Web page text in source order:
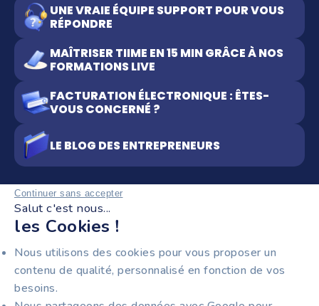
Continuer sans accepter
Salut c'est nous...
les Cookies !
Nous utilisons des cookies pour vous proposer un
contenu de qualité, personnalisé en fonction de vos
besoins.
UNE VRAIE ÉQUIPE SUPPORT POUR VOUS
RÉPONDRE
MAÎTRISER TIIME EN 15 MIN GRÂCE À NOS
FORMATIONS LIVE
FACTURATION ÉLECTRONIQUE : ÊTES-
VOUS CONCERNÉ ?
LE BLOG DES ENTREPRENEURS
RESTEZ INFORMÉS !
Recevez notre newsletter pour entrepreneurs :
facturation électronique, nouveautés produit et
astuces pour gagner du temps au quotidien.